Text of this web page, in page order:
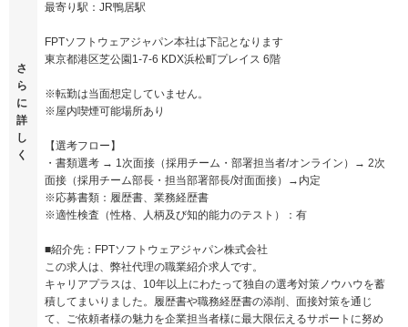
さ
ら
に
詳
し
く
最寄り駅：JR鴨居駅
FPTソフトウェアジャパン本社は下記となります
東京都港区芝公園1-7-6 KDX浜松町プレイス 6階
※転勤は当面想定していません。
※屋内喫煙可能場所あり
【選考フロー】
・書類選考 → 1次面接（採用チーム・部署担当者/オンライン）→ 2次
面接（採用チーム部長・担当部署部長/対面面接）→内定
※応募書類：履歴書、業務経歴書
※適性検査（性格、人柄及び知的能力のテスト）：有
■紹介先：FPTソフトウェアジャパン株式会社
この求人は、弊社代理の職業紹介求人です。
キャリアプラスは、10年以上にわたって独自の選考対策ノウハウを蓄
積してまいりました。履歴書や職務経歴書の添削、面接対策を通じ
て、ご依頼者様の魅力を企業担当者様に最大限伝えるサポートに努め